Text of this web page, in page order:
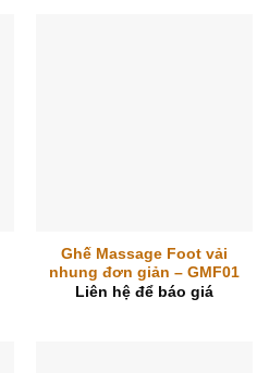
Ghế Massage Foot vải
nhung đơn giản – GMF01
Liên hệ để báo giá